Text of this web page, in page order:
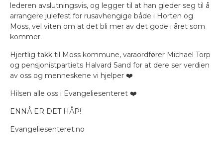
lederen avslutningsvis, og legger til at han gleder seg til å
arrangere julefest for rusavhengige både i Horten og
Moss, vel viten om at det bli mer av det gode i året som
kommer.
Hjertlig takk til Moss kommune, varaordfører Michael Torp
og pensjonistpartiets Halvard Sand for at dere ser verdien
av oss og menneskene vi hjelper ❤️
Hilsen alle oss i Evangeliesenteret ❤️
ENNÅ ER DET HÅP!
Evangeliesenteret.no